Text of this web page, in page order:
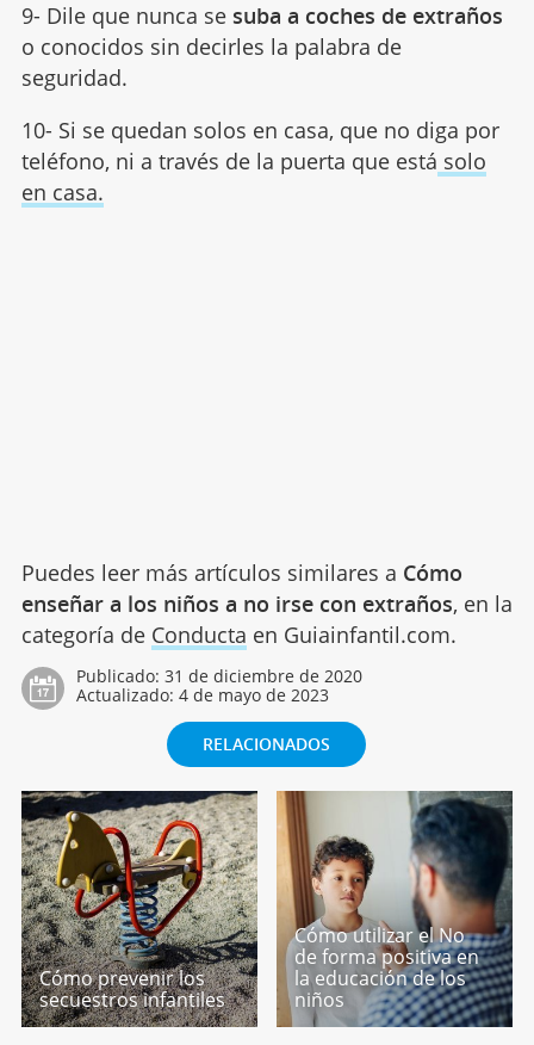
9- Dile que nunca se suba a coches de extraños
o conocidos sin decirles la palabra de
seguridad.
10- Si se quedan solos en casa, que no diga por
teléfono, ni a través de la puerta que está solo
en casa.
Puedes leer más artículos similares a Cómo
enseñar a los niños a no irse con extraños, en la
categoría de Conducta en Guiainfantil.com.
Publicado: 31 de diciembre de 2020
Actualizado: 4 de mayo de 2023
RELACIONADOS
Cómo prevenir los
secuestros infantiles
Cómo utilizar el No
de forma positiva en
la educación de los
niños